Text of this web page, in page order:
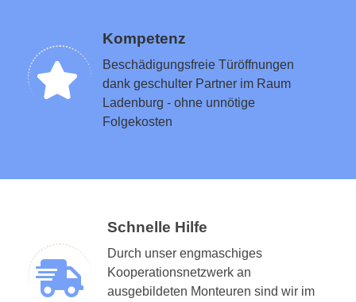
Kompetenz
Beschädigungsfreie Türöffnungen
dank geschulter Partner im Raum
Ladenburg - ohne unnötige
Folgekosten
Schnelle Hilfe
Durch unser engmaschiges
Kooperationsnetzwerk an
ausgebildeten Monteuren sind wir im